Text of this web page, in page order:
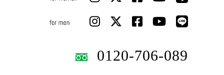
0120-706-089